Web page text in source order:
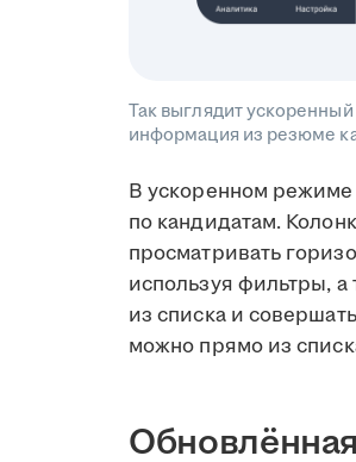
Так выглядит
информация из резюме
В ускоренном
по кандидатам.
просматривать
используя фильтры,
из списка и
можно прямо из